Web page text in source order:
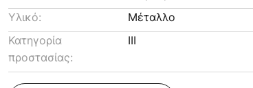
Υλικό:
Μέταλλο
Κατηγορία
προστασίας:
III